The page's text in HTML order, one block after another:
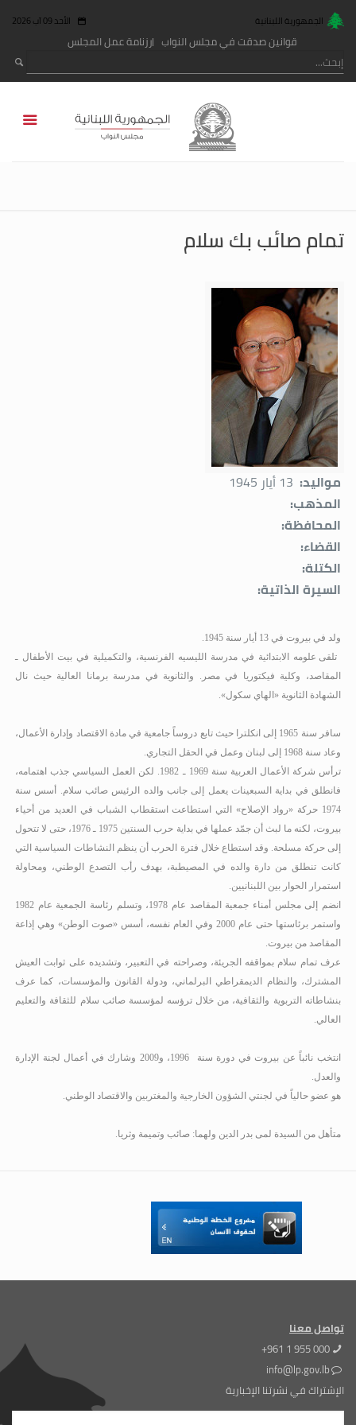
الجمهورية اللبنانية الأحد 09 آب 2026
قوانين صدقت في مجلس النواب رزنامة عمل المجلس
تمام صائب بك سلام
مواليد: 13 أيار 1945
المذهب:
المحافظة:
القضاء:
الكتلة:
السيرة الذاتية:
ولد في بيروت في 13 أيار سنة 1945.
تلقى علومه الابتدائية في مدرسة الليسيه الفرنسية، والتكميلية في بيت الأطفال ـ
المقاصد، وكلية فيكتوريا في مصر. والثانوية في مدرسة برمانا العالية حيث نال
الشهادة الثانوية «الهاي سكول».
سافر سنة 1965 إلى انكلترا حيث تابع دروساً جامعية في مادة الاقتصاد وإدارة الأعمال،
وعاد سنة 1968 إلى لبنان وعمل في الحقل التجاري.
ترأس شركة الأعمال العربية سنة 1969 ـ 1982
. لكن العمل السياسي جذب اهتمامه،
فانطلق في بداية السبعينات يعمل إلى جانب والده الرئيس صائب سلام. أسس سنة
1974 حركة «رواد الإصلاح» التي استطاعت استقطاب الشباب في العديد من أحياء
بيروت، لكنه ما لبث أن جمّد عملها في بداية حرب السنتين 1975 ـ 1976، حتى لا تتحول
إلى حركة مسلحة. وقد استطاع خلال فترة الحرب أن ينظم النشاطات السياسية التي
كانت تنطلق من دارة والده في المصيطبة، بهدف رأب التصدع الوطني، ومحاولة
استمرار الحوار بين اللبنانيين.
انضم إلى مجلس أمناء جمعية المقاصد عام 1978، وتسلم رئاسة الجمعية عام 1982
واستمر برئاستها حتى عام 2000 وفي العام نفسه، أسس «صوت الوطن» وهي إذاعة
المقاصد من بيروت.
عرف تمام سلام بمواقفه الجريئة، وصراحته في التعبير، وتشديده على ثوابت العيش
المشترك، والنظام الديمقراطي البرلماني، ودولة القانون والمؤسسات، كما عرف
بنشاطاته التربوية والثقافية، من خلال ترؤسه لمؤسسة صائب سلام للثقافة والتعليم
العالي.
انتخب نائباً عن بيروت في دورة سنة
1996، و2009 وشارك في أعمال لجنة الإدارة
والعدل.
هو عضو حالياً في لجنتي الشؤون الخارجية والمغتربين والاقتصاد الوطني.
متأهل من السيدة لمى بدر الدين ولهما: صائب وتميمة وثريا.
تواصل معنا
+961 1 955 000
info@lp.gov.lb
الإشتراك في نشرتنا الإخبارية